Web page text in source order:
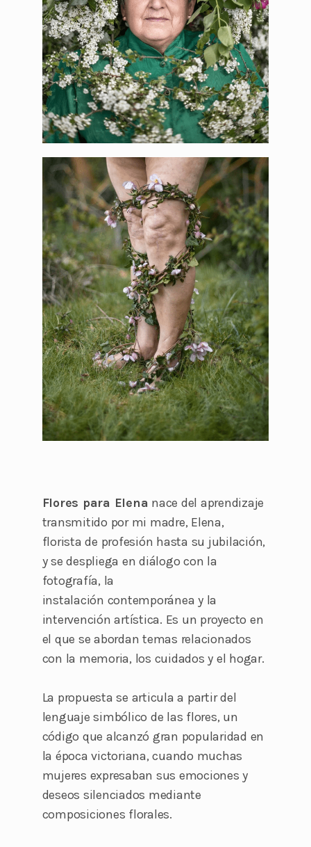
Flores para Elena nace del aprendizaje
transmitido por mi madre, Elena,
florista de profesión hasta su jubilación,
y se despliega en diálogo con la
fotografía, la
instalación contemporáneay la
intervención artística. Es un proyecto en
el que se abordan temas relacionados
con la memoria, los cuidados y el hogar.
La propuesta se articula a partir del
lenguaje simbólico de las flores, un
código que alcanzó gran popularidad en
la época victoriana, cuando muchas
mujeres expresaban sus emociones y
deseos silenciados mediante
composiciones florales.